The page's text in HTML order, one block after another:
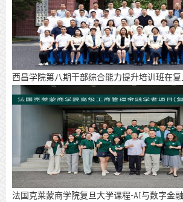
西昌学院第八期干部综合能力提升培训班在
法国克莱蒙商学院复旦大学课程-AI与数字金融